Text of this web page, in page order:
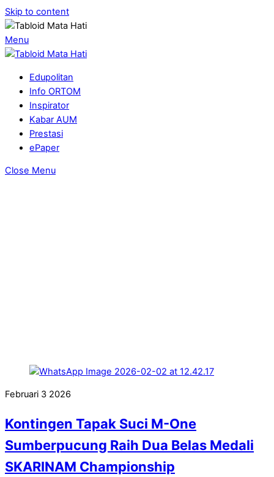
Skip to content
Menu
Edupolitan
Info ORTOM
Inspirator
Kabar AUM
Prestasi
ePaper
Close Menu
Februari 3 2026
Kontingen Tapak Suci M-One
Sumberpucung Raih Dua Belas Medali
SKARINAM Championship